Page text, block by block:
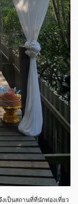
เป็นสถานที่ที่นักท่องเที่ยว